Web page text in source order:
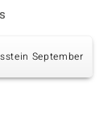
September